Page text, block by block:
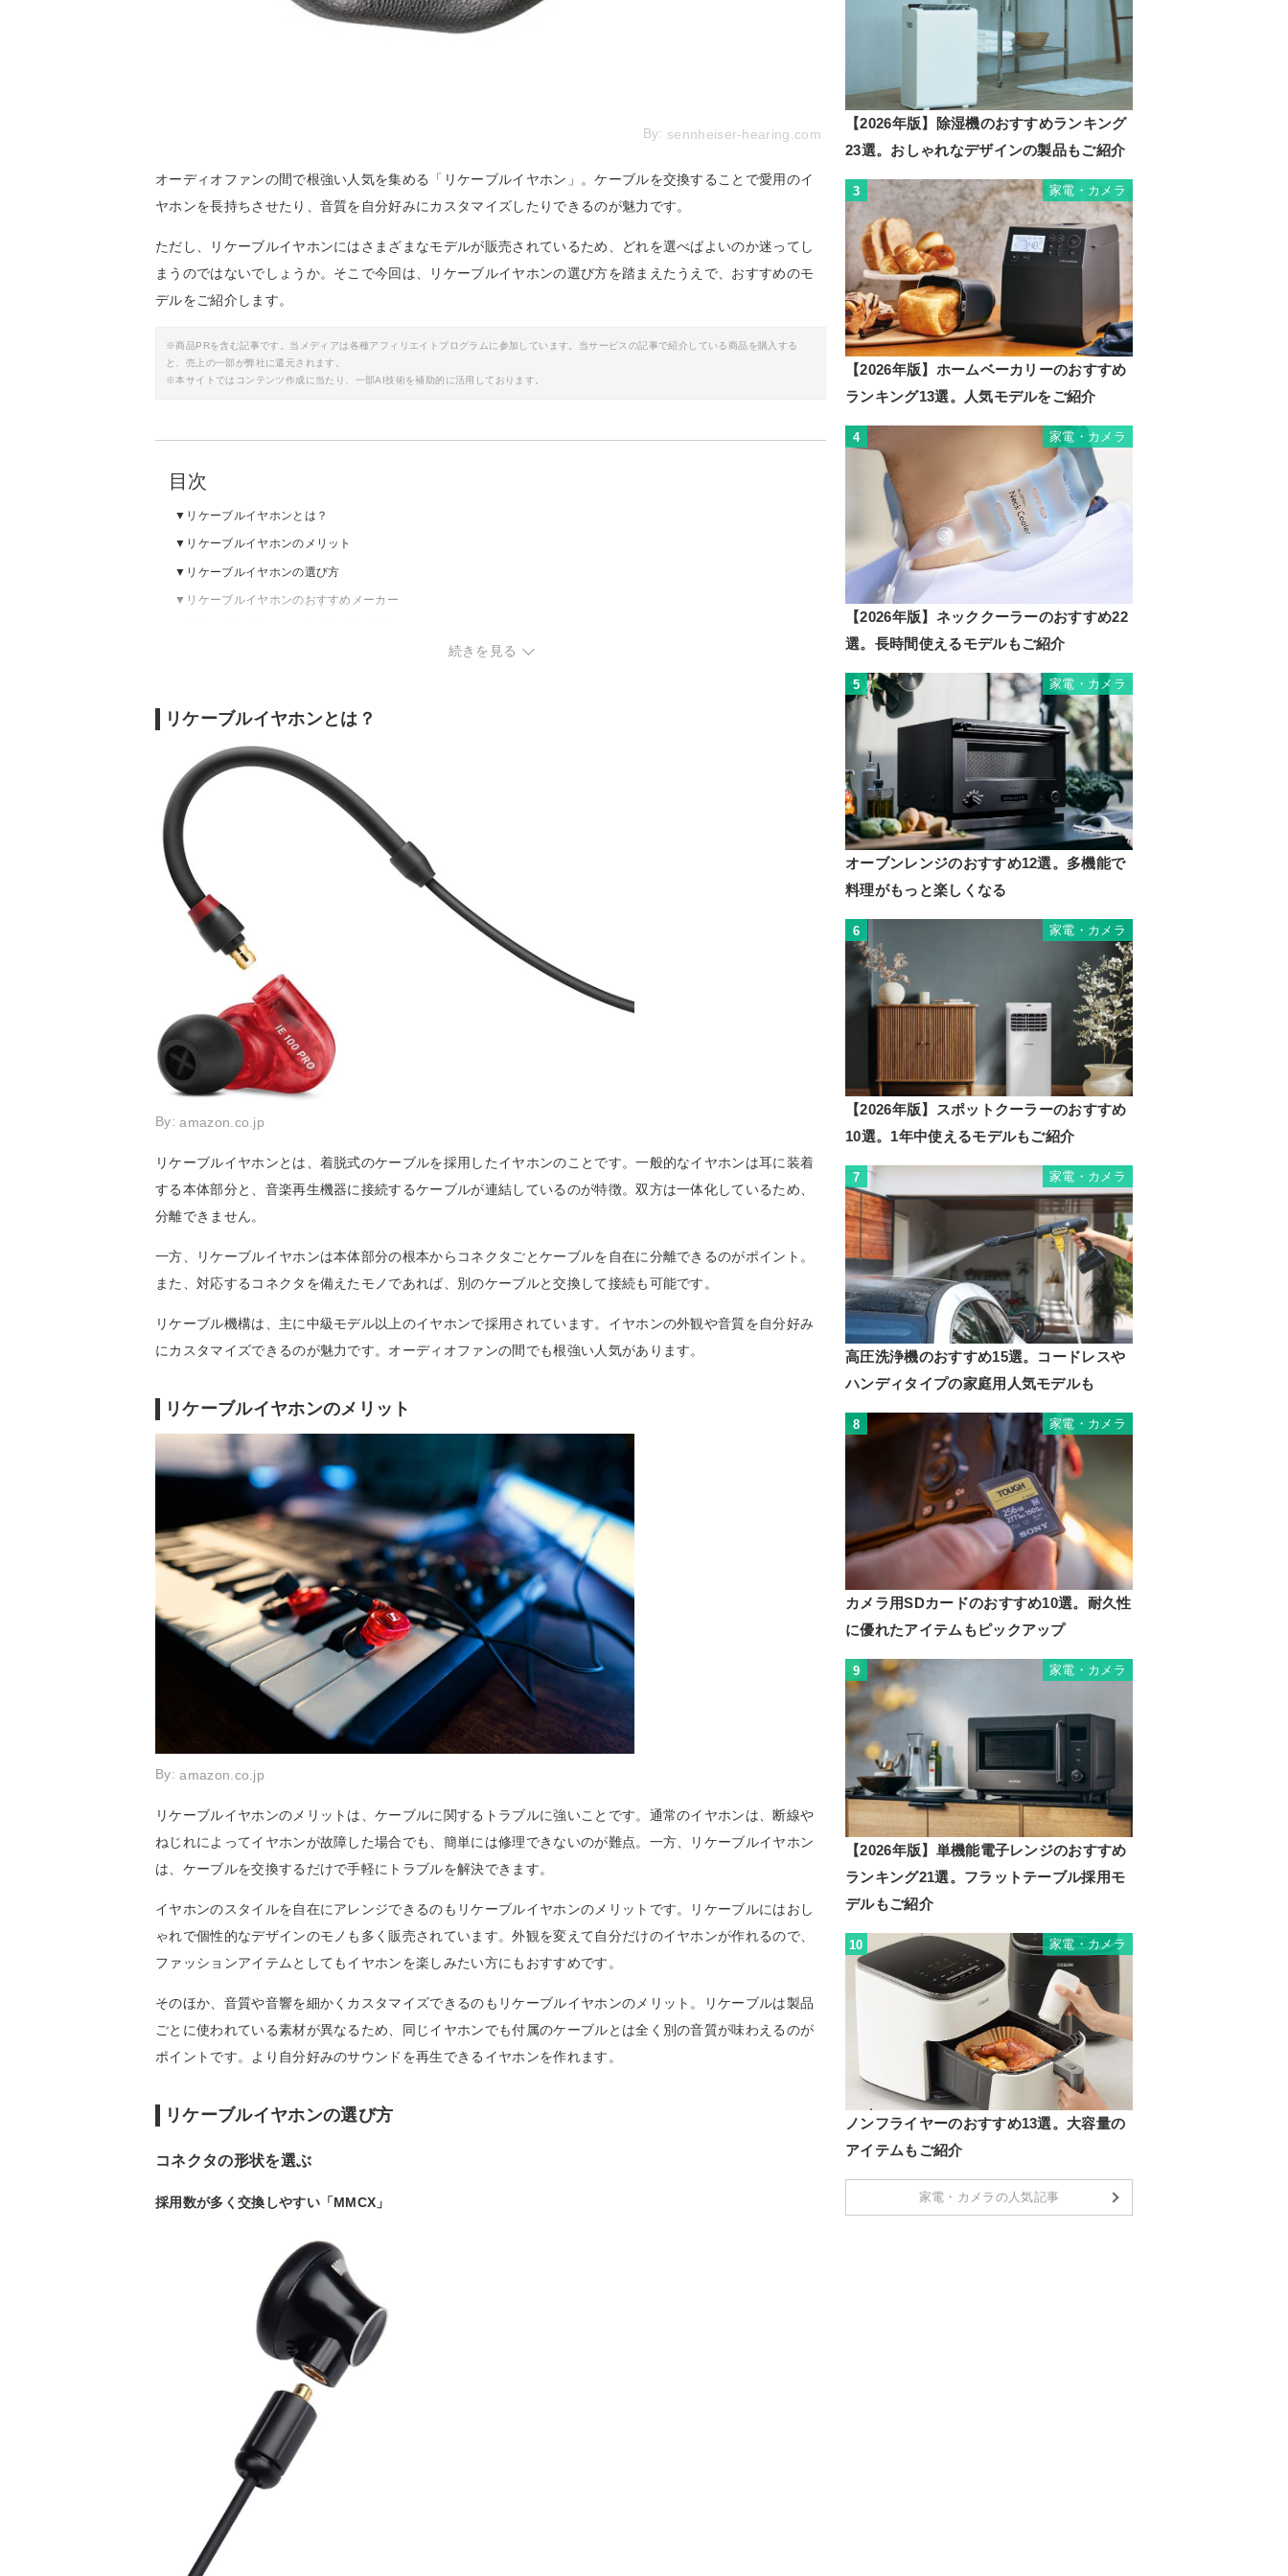
By: sennheiser-hearing.com
オーディオファンの間で根強い人気を集める「リケーブルイヤホン」。ケーブルを交換することで愛用のイ
ヤホンを長持ちさせたり、音質を自分好みにカスタマイズしたりできるのが魅力です。
ただし、リケーブルイヤホンにはさまざまなモデルが販売されているため、どれを選べばよいのか迷ってし
まうのではないでしょうか。そこで今回は、リケーブルイヤホンの選び方を踏まえたうえで、おすすめのモ
デルをご紹介します。
※商品PRを含む記事です。当メディアは各種アフィリエイトプログラムに参加しています。当サービスの記事で紹介している商品を購入する
と、売上の一部が弊社に還元されます。
※本サイトではコンテンツ作成に当たり、一部AI技術を補助的に活用しております。
目次
リケーブルイヤホンとは？
リケーブルイヤホンのメリット
リケーブルイヤホンの選び方
リケーブルイヤホンのおすすめメーカー
番外編：リケーブル用イヤホンケーブルのおすすめ
続きを見る
リケーブルイヤホンとは？
By:amazon.co.jp
リケーブルイヤホンとは、着脱式のケーブルを採用したイヤホンのことです。一般的なイヤホンは耳に装着
する本体部分と、音楽再生機器に接続するケーブルが連結しているのが特徴。双方は一体化しているため、
分離できません。
一方、リケーブルイヤホンは本体部分の根本からコネクタごとケーブルを自在に分離できるのがポイント。
また、対応するコネクタを備えたモノであれば、別のケーブルと交換して接続も可能です。
リケーブル機構は、主に中級モデル以上のイヤホンで採用されています。イヤホンの外観や音質を自分好み
にカスタマイズできるのが魅力です。オーディオファンの間でも根強い人気があります。
リケーブルイヤホンのメリット
By:amazon.co.jp
リケーブルイヤホンのメリットは、ケーブルに関するトラブルに強いことです。通常のイヤホンは、断線や
ねじれによってイヤホンが故障した場合でも、簡単には修理できないのが難点。一方、リケーブルイヤホン
は、ケーブルを交換するだけで手軽にトラブルを解決できます。
イヤホンのスタイルを自在にアレンジできるのもリケーブルイヤホンのメリットです。リケーブルにはおし
ゃれで個性的なデザインのモノも多く販売されています。外観を変えて自分だけのイヤホンが作れるので、
ファッションアイテムとしてもイヤホンを楽しみたい方にもおすすめです。
そのほか、音質や音響を細かくカスタマイズできるのもリケーブルイヤホンのメリット。リケーブルは製品
ごとに使われている素材が異なるため、同じイヤホンでも付属のケーブルとは全く別の音質が味わえるのが
ポイントです。より自分好みのサウンドを再生できるイヤホンを作れます。
リケーブルイヤホンの選び方
コネクタの形状を選ぶ
採用数が多く交換しやすい「MMCX」
【2026年版】除湿機のおすすめランキング
23選。おしゃれなデザインの製品もご紹介
3 家電・カメラ
【2026年版】ホームベーカリーのおすすめ
ランキング13選。人気モデルをご紹介
4 家電・カメラ
【2026年版】ネッククーラーのおすすめ22
選。長時間使えるモデルもご紹介
5 家電・カメラ
オーブンレンジのおすすめ12選。多機能で
料理がもっと楽しくなる
6 家電・カメラ
【2026年版】スポットクーラーのおすすめ
10選。1年中使えるモデルもご紹介
7 家電・カメラ
高圧洗浄機のおすすめ15選。コードレスや
ハンディタイプの家庭用人気モデルも
8 家電・カメラ
カメラ用SDカードのおすすめ10選。耐久性
に優れたアイテムもピックアップ
9 家電・カメラ
【2026年版】単機能電子レンジのおすすめ
ランキング21選。フラットテーブル採用モ
デルもご紹介
10 家電・カメラ
ノンフライヤーのおすすめ13選。大容量の
アイテムもご紹介
家電・カメラの人気記事